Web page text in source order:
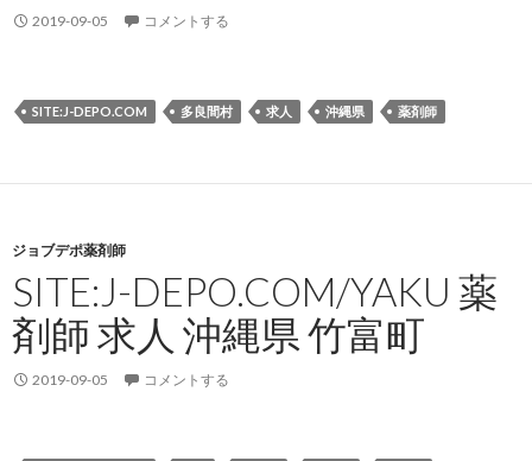
2019-09-05 コメントする
SITE:J-DEPO.COM 多良間村 求人 沖縄県 薬剤師
ジョブデポ薬剤師
SITE:J-DEPO.COM/YAKU 薬
剤師 求人 沖縄県 竹富町
2019-09-05 コメントする